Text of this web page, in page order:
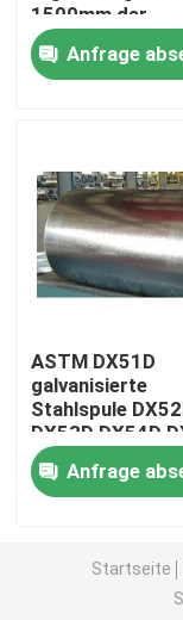
Dünne
1500mm der
Stahlblech-
Dx51d Dx52d
Anfrage
ASTM DX51D
galvanisierte
Stahlspule
DX53D DX54D
Z40 Z60
mit Flitter
Anfrage
Startseite